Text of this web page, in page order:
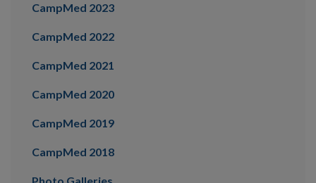
CampMed 2023
CampMed 2022
CampMed 2021
CampMed 2020
CampMed 2019
CampMed 2018